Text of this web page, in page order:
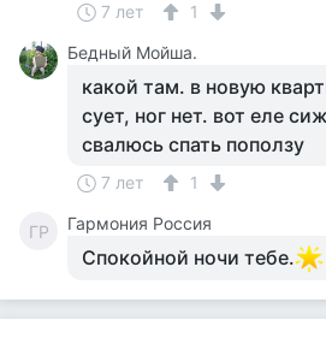
7 лет
1
Бедный Мойша.
какой там. в новую
сует, ног нет. вот еле
свалюсь спать поползу
7 лет 1
ГР Гармония Россия
Спокойной ночи тебе.